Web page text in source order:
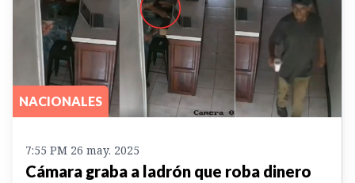
NACIONALES
7:55 PM 26 may. 2025
Cámara graba a ladrón que roba dinero